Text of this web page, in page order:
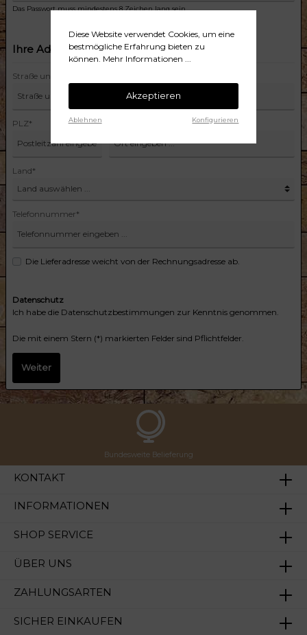
Das Passwort muss mindestens 8 Zeichen lang sein.
Ihre Adresse
Straße und Hausnummer*
PLZ*
Land*
Telefonnummer*
Die Lieferadresse weicht von der Rechnungsadresse ab.
Datenschutz
Ich habe die Datenschutzbestimmungen zur Kenntnis genommen.
Die mit einem Stern (*) markierten Felder sind Pflichtfelder.
Weiter
Bundesweite Belieferung
KONTAKT
INFORMATIONEN
SHOP SERVICE
ÜBER UNS
ZAHLUNGSARTEN
SICHER EINKAUFEN
Diese Website verwendet Cookies, um eine
bestmögliche Erfahrung bieten zu
können. Mehr Informationen ...
Akzeptieren
Ablehnen Konfigurieren